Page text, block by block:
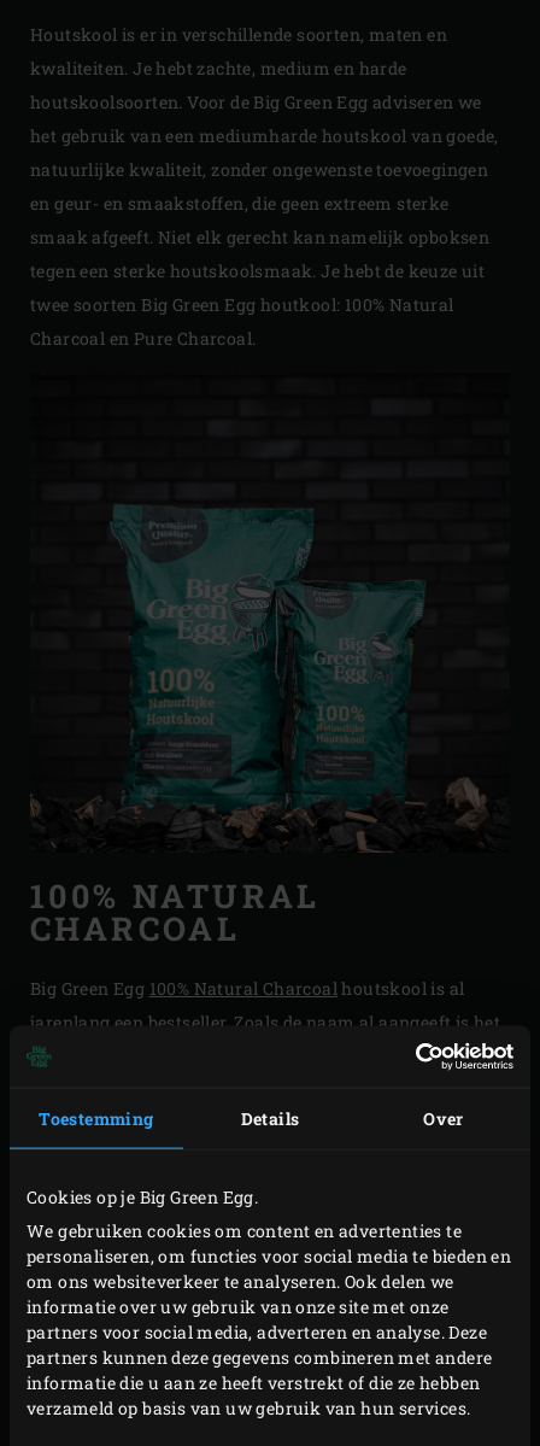
Toestemming Details Over
Cookies op je Big Green Egg.
We gebruiken cookies om content en advertenties te
personaliseren, om functies voor social media te bieden en
om ons websiteverkeer te analyseren. Ook delen we
informatie over uw gebruik van onze site met onze
partners voor social media, adverteren en analyse. Deze
partners kunnen deze gegevens combineren met andere
informatie die u aan ze heeft verstrekt of die ze hebben
verzameld op basis van uw gebruik van hun services.
Houtskool is er in verschillende soorten, maten en
kwaliteiten. Je hebt zachte, medium en harde
houtskoolsoorten. Voor de Big Green Egg adviseren we
het gebruik van een mediumharde houtskool van goede,
natuurlijke kwaliteit, zonder ongewenste toevoegingen
en geur- en smaakstoffen, die geen extreem sterke
smaak afgeeft. Niet elk gerecht kan namelijk opboksen
tegen een sterke houtskoolsmaak. Je hebt de keuze uit
twee soorten Big Green Egg houtkool: 100% Natural
Charcoal en Pure Charcoal.
100% NATURAL
CHARCOAL
Big Green Egg 100% Natural Charcoal houtskool is al
jarenlang een bestseller. Zoals de naam al aangeeft is het
een 100% natuurlijke houtskool, vervaardigd van de
combinatie waarbij de eerdergenoemde kenmerken
samenkomen. De 100% Natural Charcoal geeft een vrij
neutrale, maar subtiele smokey flavour.
MEER INFO